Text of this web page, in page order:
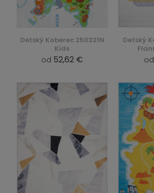
Detský Koberec 250321N
Kids
od 52,62 €
Detský
od